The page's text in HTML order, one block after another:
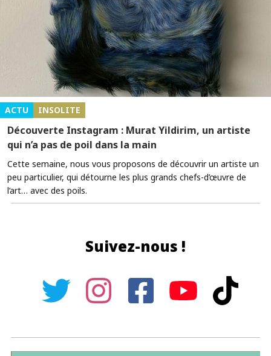
ACTU INSOLITE
Découverte Instagram : Murat Yildirim, un artiste
qui n’a pas de poil dans la main
Cette semaine, nous vous proposons de découvrir un artiste un
peu particulier, qui détourne les plus grands chefs-d’œuvre de
l’art… avec des poils.
Suivez-nous !